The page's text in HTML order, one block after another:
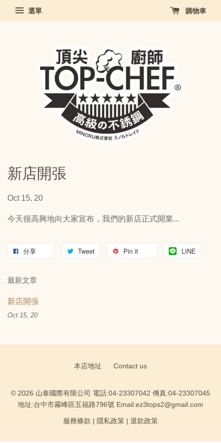
選單 購物車
新店開張
Oct 15, 20
今天很高興地向大家宣布，我們的新店正式開業...
分享 Tweet Pin it LINE
最新文章
新店開張
Oct 15, 20
本店地址 Contact us
© 2026 山泰國際有限公司 電話:04-23307042 傳真:04-23307045
地址:台中市霧峰區五福路796號 Email:ez3tops2@gmail.com
服務條款 隱私政策 退款政策